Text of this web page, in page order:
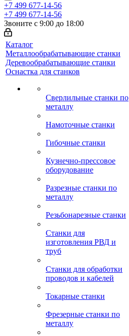
+7 499 677-14-56
+7 499 677-14-56
Звоните с 9:00 до 18:00
Каталог
Металлообрабатывающие станки
Деревообрабатывающие станки
Оснастка для станков
Сверлильные станки по
металлу
Намоточные станки
Гибочные станки
Кузнечно-прессовое
оборудование
Разрезные станки по
металлу
Резьбонарезные станки
Станки для
изготовления РВД и
труб
Станки для обработки
проводов и кабелей
Токарные станки
Фрезерные станки по
металлу